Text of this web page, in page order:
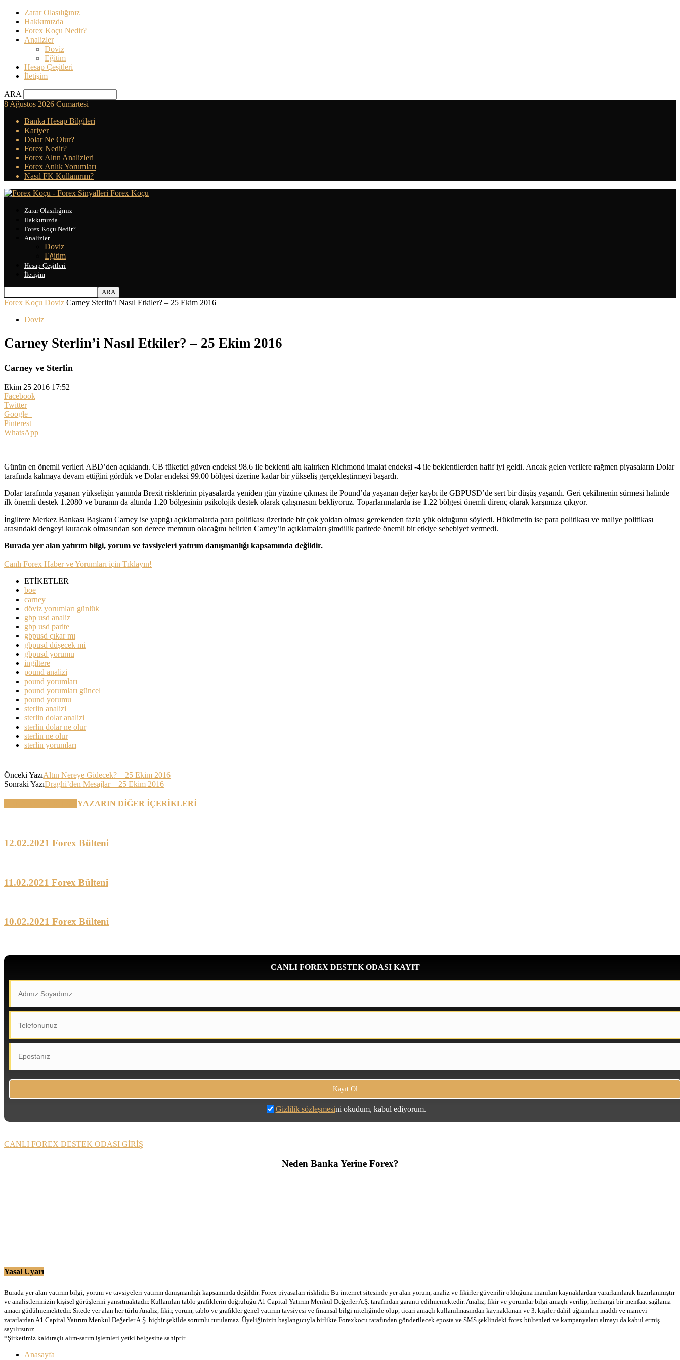
Zarar Olasılığınız
Hakkımızda
Forex Koçu Nedir?
Analizler
Doviz
Eğitim
Hesap Çeşitleri
İletişim
ARA
8 Ağustos 2026 Cumartesi
Banka Hesap Bilgileri
Kariyer
Dolar Ne Olur?
Forex Nedir?
Forex Altın Analizleri
Forex Anlık Yorumları
Nasıl FK Kullanırım?
Forex Koçu
Zarar Olasılığınız
Hakkımızda
Forex Koçu Nedir?
Analizler
Doviz
Eğitim
Hesap Çeşitleri
İletişim
Forex Koçu Doviz Carney Sterlin’i Nasıl Etkiler? – 25 Ekim 2016
Doviz
Carney Sterlin’i Nasıl Etkiler? – 25 Ekim 2016
Carney ve Sterlin
Ekim 25 2016 17:52
Facebook
Twitter
Google+
Pinterest
WhatsApp
Günün en önemli verileri ABD’den açıklandı. CB tüketici güven endeksi 98.6 ile beklenti altı kalırken Richmond imalat endeksi -4 ile beklentilerden hafif iyi geldi. Ancak gelen verilere rağmen piyasaların Dolar
tarafında kalmaya devam ettiğini gördük ve Dolar endeksi 99.00 bölgesi üzerine kadar bir yükseliş gerçekleştirmeyi başardı.
Dolar tarafında yaşanan yükselişin yanında Brexit risklerinin piyasalarda yeniden gün yüzüne çıkması ile Pound’da yaşanan değer kaybı ile GBPUSD’de sert bir düşüş yaşandı. Geri çekilmenin sürmesi halinde
ilk önemli destek 1.2080 ve buranın da altında 1.20 bölgesinin psikolojik destek olarak çalışmasını bekliyoruz. Toparlanmalarda ise 1.22 bölgesi önemli direnç olarak karşımıza çıkıyor.
İngiltere Merkez Bankası Başkanı Carney ise yaptığı açıklamalarda para politikası üzerinde bir çok yoldan olması gerekenden fazla yük olduğunu söyledi. Hükümetin ise para politikası ve maliye politikası
arasındaki dengeyi kuracak olmasından son derece memnun olacağını belirten Carney’in açıklamaları şimdilik paritede önemli bir etkiye sebebiyet vermedi.
Burada yer alan yatırım bilgi, yorum ve tavsiyeleri yatırım danışmanlığı kapsamında değildir.
Canlı Forex Haber ve Yorumları için Tıklayın!
ETİKETLER
boe
carney
döviz yorumları günlük
gbp usd analiz
gbp usd parite
gbpusd çıkar mı
gbpusd düşecek mi
gbpusd yorumu
ingiltere
pound analizi
pound yorumları
pound yorumları güncel
pound yorumu
sterlin analizi
sterlin dolar analizi
sterlin dolar ne olur
sterlin ne olur
sterlin yorumları
Önceki YazıAltın Nereye Gidecek? – 25 Ekim 2016
Sonraki YazıDraghi’den Mesajlar – 25 Ekim 2016
YAZARIN DİĞER İÇERİKLERİ
12.02.2021 Forex Bülteni
11.02.2021 Forex Bülteni
10.02.2021 Forex Bülteni
CANLI FOREX DESTEK ODASI KAYIT
Gizlilik sözleşmesini okudum, kabul ediyorum.
CANLI FOREX DESTEK ODASI GİRİŞ
Neden Banka Yerine Forex?
Yasal Uyarı
Burada yer alan yatırım bilgi, yorum ve tavsiyeleri yatırım danışmanlığı kapsamında değildir. Forex piyasaları risklidir. Bu internet sitesinde yer alan yorum, analiz ve fikirler güvenilir olduğuna inanılan kaynaklardan yararlanılarak hazırlanmıştır
ve analistlerimizin kişisel görüşlerini yansıtmaktadır. Kullanılan tablo grafiklerin doğruluğu A1 Capital Yatırım Menkul Değerler A.Ş. tarafından garanti edilmemektedir. Analiz, fikir ve yorumlar bilgi amaçlı verilip, herhangi bir menfaat sağlama
amacı güdülmemektedir. Sitede yer alan her türlü Analiz, fikir, yorum, tablo ve grafikler genel yatırım tavsiyesi ve finansal bilgi niteliğinde olup, ticari amaçlı kullanılmasından kaynaklanan ve 3. kişiler dahil uğranılan maddi ve manevi
zararlardan A1 Capital Yatırım Menkul Değerler A.Ş. hiçbir şekilde sorumlu tutulamaz. Üyeliğinizin başlangıcıyla birlikte Forexkocu tarafından gönderilecek eposta ve SMS şeklindeki forex bültenleri ve kampanyaları almayı da kabul etmiş
sayılırsınız.
*Şirketimiz kaldıraçlı alım-satım işlemleri yetki belgesine sahiptir.
Anasayfa